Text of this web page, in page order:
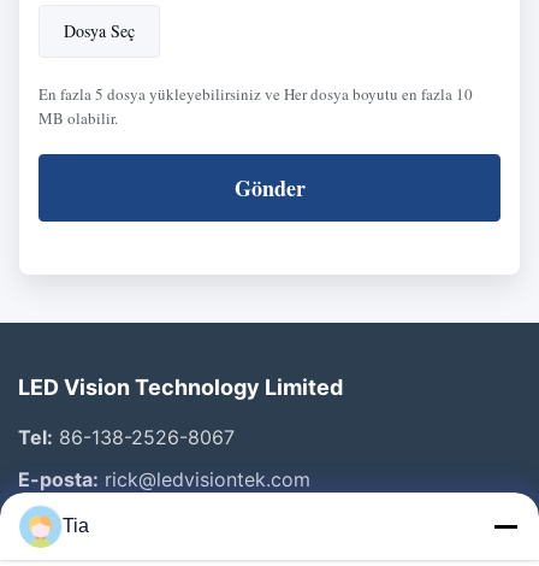
Dosya Seç
En fazla 5 dosya yükleyebilirsiniz ve Her dosya boyutu en fazla 10
MB olabilir.
Gönder
LED Vision Technology Limited
Tel: 86-138-2526-8067
E-posta: rick@ledvisiontek.com
Hızlı Bağlantılar
Tia